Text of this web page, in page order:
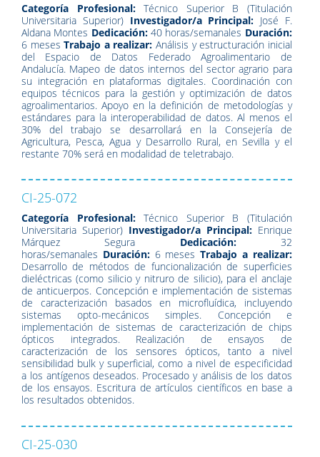
Categoría Profesional:Técnico Superior B (Titulación
Universitaria Superior) Investigador/a Principal: José F.
Aldana Montes Dedicación:40 horas/semanales Duración:
6 mesesTrabajo a realizar: Análisis y estructuración inicial
del Espacio de Datos Federado Agroalimentario de
Andalucía. Mapeo de datos internos del sector agrario para
su integración en plataformas digitales. Coordinación con
equipos técnicos para la gestión y optimización de datos
agroalimentarios. Apoyo en la definición de metodologías y
estándares para la interoperabilidad de datos. Al menos el
30% del trabajo se desarrollará en la Consejería de
Agricultura, Pesca, Agua y Desarrollo Rural, en Sevilla y el
restante 70% será en modalidad de teletrabajo.
CI-25-072
Categoría Profesional:Técnico Superior B (Titulación
Universitaria Superior) Investigador/a Principal: Enrique
Márquez Segura Dedicación: 32
horas/semanales Duración: 6 mesesTrabajo a realizar:
Desarrollo de métodos de funcionalización de superficies
dieléctricas (como silicio y nitruro de silicio), para el anclaje
de anticuerpos. Concepción e implementación de sistemas
de caracterización basados en microfluídica, incluyendo
sistemas opto-mecánicos simples. Concepción e
implementación de sistemas de caracterización de chips
ópticos integrados. Realización de ensayos de
caracterización de los sensores ópticos, tanto a nivel
sensibilidad bulk y superficial, como a nivel de especificidad
a los antígenos deseados. Procesado y análisis de los datos
de los ensayos. Escritura de artículos científicos en base a
los resultados obtenidos.
CI-25-030